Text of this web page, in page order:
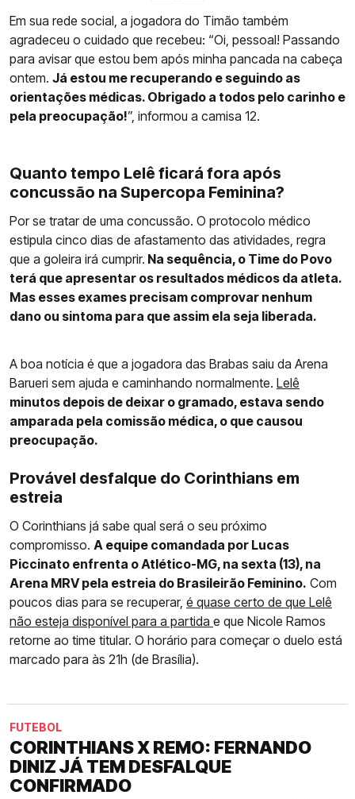
Em sua rede social, a jogadora do Timão também
agradeceu o cuidado que recebeu: “Oi, pessoal! Passando
para avisar que estou bem após minha pancada na cabeça
ontem. Já estou me recuperando e seguindo as
orientações médicas. Obrigado a todos pelo carinho e
pela preocupação!”, informou a camisa 12.
Quanto tempo Lelê ficará fora após
concussão na Supercopa Feminina?
Por se tratar de uma concussão. O protocolo médico
estipula cinco dias de afastamento das atividades, regra
que a goleira irá cumprir. Na sequência, o Time do Povo
terá que apresentar os resultados médicos da atleta.
Mas esses exames precisam comprovar nenhum
dano ou sintoma para que assim ela seja liberada.
A boa notícia é que a jogadora das Brabas saiu da Arena
Barueri sem ajuda e caminhando normalmente. Lelê
minutos depois de deixar o gramado, estava sendo
amparada pela comissão médica, o que causou
preocupação.
Provável desfalque do Corinthians em
estreia
O Corinthians já sabe qual será o seu próximo
compromisso. A equipe comandada por Lucas
Piccinato enfrenta o Atlético-MG, na sexta (13), na
Arena MRV pela estreia do Brasileirão Feminino. Com
poucos dias para se recuperar, é quase certo de que Lelê
não esteja disponível para a partida e que Nicole Ramos
retorne ao time titular. O horário para começar o duelo está
marcado para às 21h (de Brasília).
FUTEBOL
CORINTHIANS X REMO: FERNANDO
DINIZ JÁ TEM DESFALQUE
CONFIRMADO